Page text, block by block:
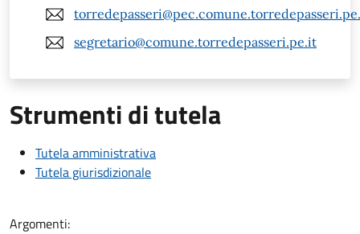
segretario@comune.torredepasseri.pe.it
Strumenti di tutela
Tutela amministrativa
Tutela giurisdizionale
Argomenti: